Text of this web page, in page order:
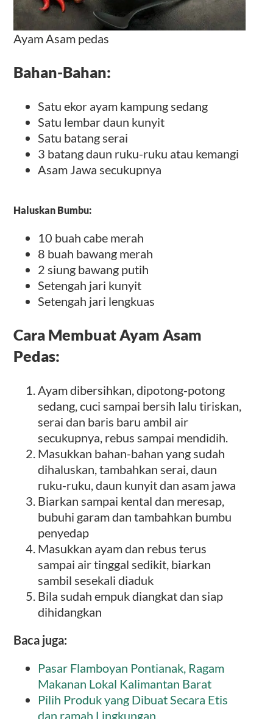
Ayam Asam pedas
Bahan-Bahan:
Satu ekor ayam kampung sedang
Satu lembar daun kunyit
Satu batang serai
3 batang daun ruku-ruku atau kemangi
Asam Jawa secukupnya
Haluskan Bumbu:
10 buah cabe merah
8 buah bawang merah
2 siung bawang putih
Setengah jari kunyit
Setengah jari lengkuas
Cara Membuat Ayam Asam
Pedas:
Ayam dibersihkan, dipotong-potong
sedang, cuci sampai bersih lalu tiriskan,
serai dan baris baru ambil air
secukupnya, rebus sampai mendidih.
Masukkan bahan-bahan yang sudah
dihaluskan, tambahkan serai, daun
ruku-ruku, daun kunyit dan asam jawa
Biarkan sampai kental dan meresap,
bubuhi garam dan tambahkan bumbu
penyedap
Masukkan ayam dan rebus terus
sampai air tinggal sedikit, biarkan
sambil sesekali diaduk
Bila sudah empuk diangkat dan siap
dihidangkan
Baca juga:
Pasar Flamboyan Pontianak, Ragam
Makanan Lokal Kalimantan Barat
Pilih Produk yang Dibuat Secara Etis
dan ramah Lingkungan